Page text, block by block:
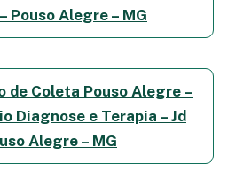
Pouso Alegre – MG
de Coleta Pouso Alegre –
Diagnose e Terapia – Jd
Alegre – MG